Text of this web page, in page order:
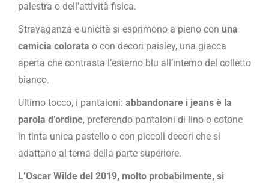
palestra o dell’attività fisica.
Stravaganza e unicità si esprimono a pieno con una
camicia colorata o con decori paisley, una giacca
aperta che contrasta l’esterno blu all’interno del colletto
bianco.
Ultimo tocco, i pantaloni: abbandonare i jeans è la
parola d’ordine, preferendo pantaloni di lino o cotone
in tinta unica pastello o con piccoli decori che si
adattano al tema della parte superiore.
L’Oscar Wilde del 2019, molto probabilmente, si